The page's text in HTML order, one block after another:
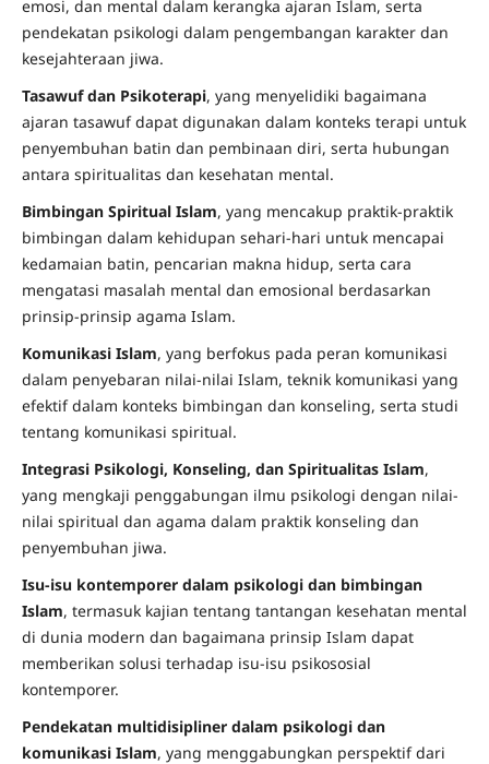
emosi, dan mental dalam kerangka ajaran Islam, serta
pendekatan psikologi dalam pengembangan karakter dan
kesejahteraan jiwa.
Tasawuf dan Psikoterapi, yang menyelidiki bagaimana
ajaran tasawuf dapat digunakan dalam konteks terapi untuk
penyembuhan batin dan pembinaan diri, serta hubungan
antara spiritualitas dan kesehatan mental.
Bimbingan Spiritual Islam, yang mencakup praktik-praktik
bimbingan dalam kehidupan sehari-hari untuk mencapai
kedamaian batin, pencarian makna hidup, serta cara
mengatasi masalah mental dan emosional berdasarkan
prinsip-prinsip agama Islam.
Komunikasi Islam, yang berfokus pada peran komunikasi
dalam penyebaran nilai-nilai Islam, teknik komunikasi yang
efektif dalam konteks bimbingan dan konseling, serta studi
tentang komunikasi spiritual.
Integrasi Psikologi, Konseling, dan Spiritualitas Islam,
yang mengkaji penggabungan ilmu psikologi dengan nilai-
nilai spiritual dan agama dalam praktik konseling dan
penyembuhan jiwa.
Isu-isu kontemporer dalam psikologi dan bimbingan
Islam, termasuk kajian tentang tantangan kesehatan mental
di dunia modern dan bagaimana prinsip Islam dapat
memberikan solusi terhadap isu-isu psikososial
kontemporer.
Pendekatan multidisipliner dalam psikologi dan
komunikasi Islam, yang menggabungkan perspektif dari